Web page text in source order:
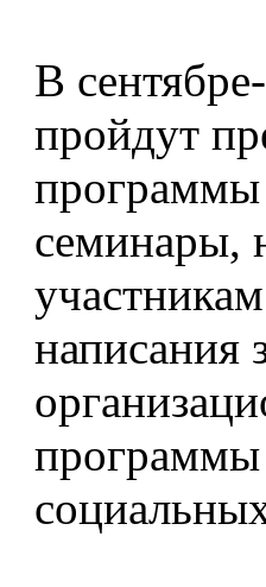
В
пройдут
семинары,
написания
программы